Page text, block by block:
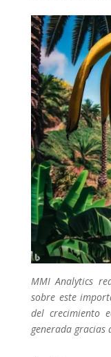
MMI Analytics
sobre este
del crecimiento
generada gracias